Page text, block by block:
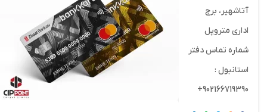
آتاشهیر، برج
اداری متروپل
شماره تماس دفتر
استانبول :
902166719390+